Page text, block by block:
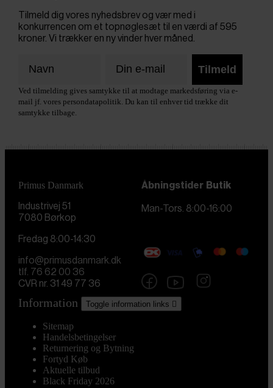
Tilmeld dig vores nyhedsbrev og vær med i
konkurrencen om et topnøglesæt til en værdi af 595
kroner. Vi trækker en ny vinder hver måned.
Tilmeld
Ved tilmelding gives samtykke til at modtage markedsføring via e-
mail jf. vores persondatapolitik. Du kan til enhver tid trække dit
samtykke tilbage.
Primus Danmark
Industrivej 51
7080 Børkop
Åbningstider Butik
Man-Tors. 8:00-16:00
Fredag 8:00-14:30
info@primusdanmark.dk
tlf. 76 62 00 36
CVR nr. 31 49 77 36
Information Toggle information links 
Sitemap
Handelsbetingelser
Returnering og Bytning
Fortyd Køb
Aktuelle tilbud
Black Friday 2026